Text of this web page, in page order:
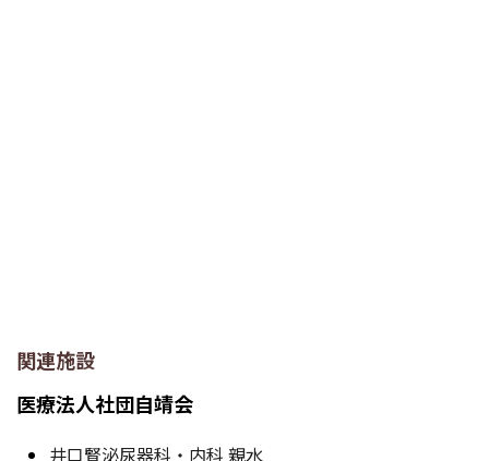
関連施設
医療法人社団自靖会
井口腎泌尿器科・内科 親水